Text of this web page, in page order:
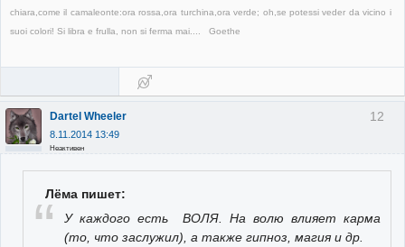
chiara,come il camaleonte:ora rossa,ora turchina,ora verde; oh,se potessi veder da vicino i
suoi colori! Si libra e frulla, non si ferma mai.... Goethe
12
Dartel Wheeler
8.11.2014 13:49
Неактивен
Лёма пишет:
У каждого есть ВОЛЯ. На волю влияет карма
(то, что заслужил), а также гипноз, магия и др.